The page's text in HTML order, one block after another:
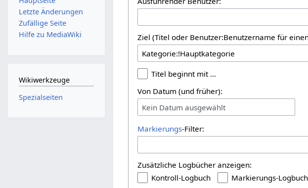
Ziel (Titel oder Benutzer:Benutzername für
Titel beginnt mit …
Von Datum (und früher):
Kein Datum ausgewählt
Markierungs-Filter:
Zusätzliche Logbücher anzeigen:
Kontroll-Logbuch
Markierungs-Logbuch
Letzte Änderungen
Zufällige Seite
Hilfe zu MediaWiki
Wikiwerkzeuge
Spezialseiten